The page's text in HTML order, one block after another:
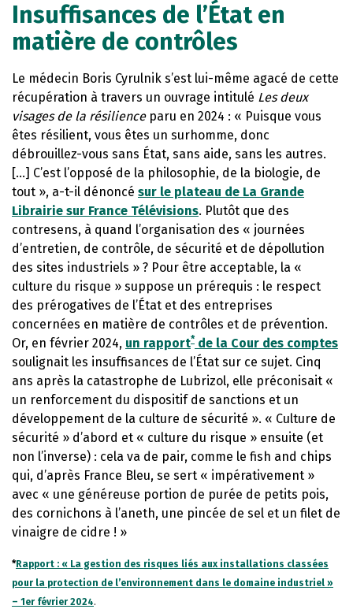
Insuffisances de l’État en
matière de contrôles
Le médecin Boris Cyrulnik s’est lui-même agacé de cette
récupération à travers un ouvrage intitulé Les deux
visages de la résilienceparu en 2024 : « Puisque vous
êtes résilient, vous êtes un surhomme, donc
débrouillez-vous sans État, sans aide, sans les autres.
[…] C’est l’opposé de la philosophie, de la biologie, de
tout », a-t-il dénoncé sur le plateau de La Grande
Librairie sur France Télévisions. Plutôt que des
contresens, à quand l’organisation des « journées
d’entretien, de contrôle, de sécurité et de dépollution
des sites industriels » ? Pour être acceptable, la «
culture du risque » suppose un prérequis : le respect
des prérogatives de l’État et des entreprises
concernées en matière de contrôles et de prévention.
Or, en février 2024, un rapport* de la Cour des comptes
soulignait les insuffisances de l’État sur ce sujet. Cinq
ans après la catastrophe de Lubrizol, elle préconisait «
un renforcement du dispositif de sanctions et un
développement de la culture de sécurité ». « Culture de
sécurité » d’abord et « culture du risque » ensuite (et
non l’inverse) : cela va de pair, comme le fish and chips
qui, d’après France Bleu, se sert « impérativement »
avec « une généreuse portion de purée de petits pois,
des cornichons à l’aneth, une pincée de sel et un filet de
vinaigre de cidre ! »
*Rapport : « La gestion des risques liés aux installations classées
pour la protection de l’environnement dans le domaine industriel »
– 1er février 2024.